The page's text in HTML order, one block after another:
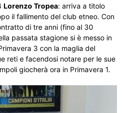
Lorenzo Tropea: arriva a titolo
il fallimento del club etneo. Con
di tre anni (fino al 30
passata stagione si è messo in
3 con la maglia del
reti e facendosi notare per le sue
giocherà ora in Primavera 1.